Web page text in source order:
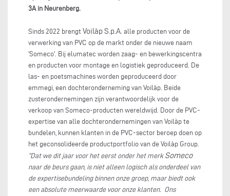
3A in Neurenberg.
Sinds 2022 brengt Voilàp S.p.A . alle producten voor de
verwerking van PVC op de markt onder de nieuwe naam
'Someco'. Bij elumatec worden zaag- en bewerkingscentra
en producten voor montage en logistiek geproduceerd. De
las- en poetsmachines worden geproduceerd door
emmegi, een dochteronderneming van Voilàp. Beide
zusterondernemingen zijn verantwoordelijk voor de
verkoop van Someco-producten wereldwijd. Door de PVC-
expertise van alle dochterondernemingen van Voilàp te
bundelen, kunnen klanten in de PVC-sector beroep doen op
het geconsolideerde productportfolio van de Voilàp Group.
“Dat we dit jaar voor het eerst onder het merk Someco
naar de beurs gaan, is niet alleen logisch als onderdeel van
de expertisebundeling binnen onze groep, maar biedt ook
een absolute meerwaarde voor onze klanten. Ons